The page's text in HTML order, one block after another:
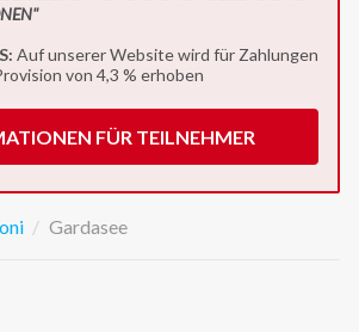
Auf unserer Website wird für Zahlungen
von 4,3 % erhoben
FÜR TEILNEHMER
Gardasee